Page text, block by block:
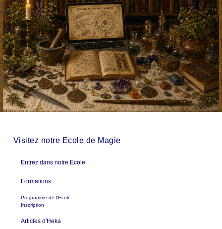
Visitez notre Ecole de Magie
Entrez dans notre Ecole
Formations
Programme de l'Ecole
Inscription
Articles d'Heka